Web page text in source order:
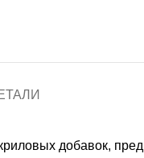
добавок,